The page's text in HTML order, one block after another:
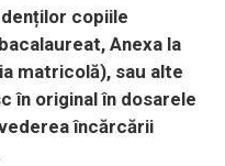
copiile
Anexa la
matricolă), sau alte
în original în dosarele
încărcării